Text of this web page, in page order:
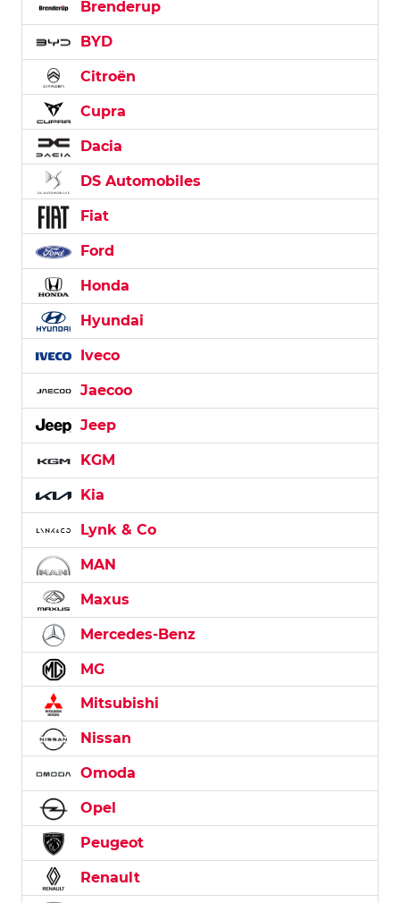
Brenderup
BYD
Citroën
Cupra
Dacia
DS Automobiles
Fiat
Ford
Honda
Hyundai
Iveco
Jaecoo
Jeep
KGM
Kia
Lynk & Co
MAN
Maxus
Mercedes-Benz
MG
Mitsubishi
Nissan
Omoda
Opel
Peugeot
Renault